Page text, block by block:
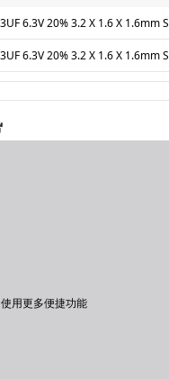
6.3V 20% 3.2 X 1.6 X 1.6mm
6.3V 20% 3.2 X 1.6 X 1.6mm
用更多便捷功能